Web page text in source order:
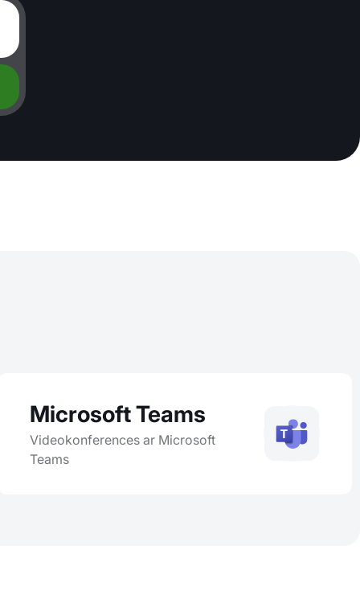
Microsoft Teams
Videokonferences ar Microsoft
Teams